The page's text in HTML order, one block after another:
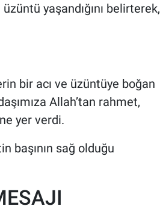
yaşandığını belirterek,
bir acı ve üzüntüye boğan
Allah’tan rahmet,
yer verdi.
başının sağ olduğu